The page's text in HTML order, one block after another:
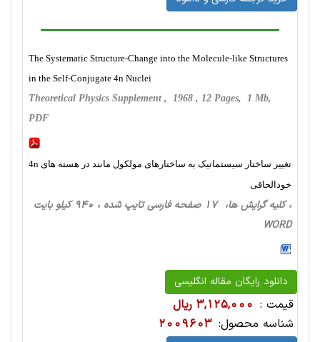
The Systematic Structure-Change into the Molecule-like Structures
in the Self-Conjugate 4n Nuclei
Theoretical Physics Supplement , 1968 , 12 Pages, 1 Mb,
PDF
تغییر ساختار سیستماتیک به ساختارهای مولکول مانند در هسته های 4n
خودالحاقی
، کلیه گرایش ها، 17 صفحه فارسی تایپ شده ، 940 کیلو بایت
WORD
دانلود رایگان مقاله انگلیسی
قیمت : 3,125,000 ریال
شناسه محصول: 2009603